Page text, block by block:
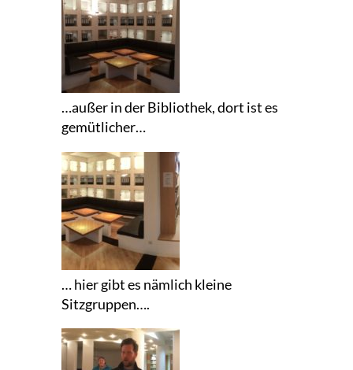
…außer in der Bibliothek, dort ist es
gemütlicher…
… hier gibt es nämlich kleine
Sitzgruppen….